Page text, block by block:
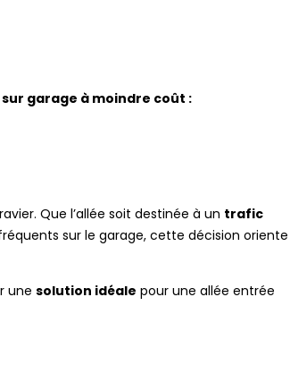
garage à moindre coût :
Que l’allée soit destinée à un trafic
sur le garage, cette décision oriente
une solution idéale pour une allée entrée